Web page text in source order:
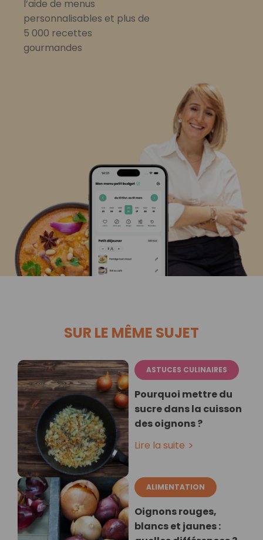
l’aide de menus
personnalisables et plus de
5 000 recettes
gourmandes
SUR LE MÊME SUJET
ASTUCES CULINAIRES
Pourquoi mettre du
sucre dans la cuisson
des oignons ?
Lire la suite
ALIMENTATION
Oignons rouges,
blancs et jaunes :